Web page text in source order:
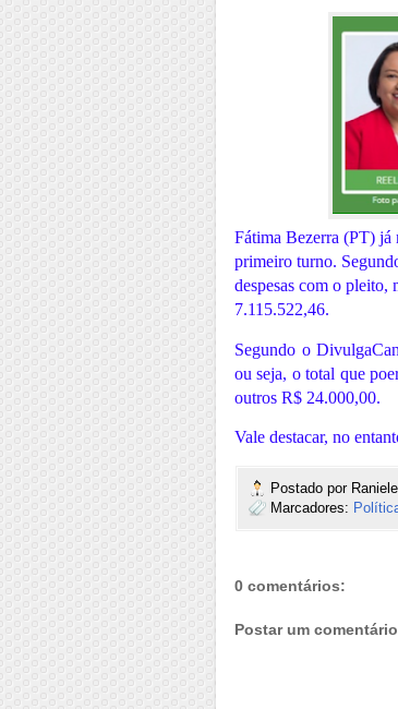
Fátima Bezerra (PT) já
primeiro turno.
despesas com o pleito,
7.115.522,46.
Segundo o
ou seja, o total que
outros R$ 24.000,00.
Vale destacar, no
Postado por Raniele
Marcadores:
0 comentários:
Postar um comentário